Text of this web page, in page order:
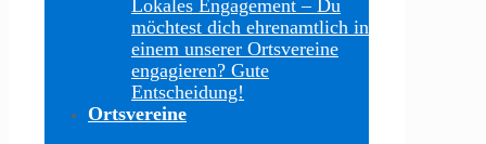
Lokales Engagement – Du
möchtest dich ehrenamtlich in
einem unserer Ortsvereine
engagieren? Gute
Entscheidung!
Ortsvereine